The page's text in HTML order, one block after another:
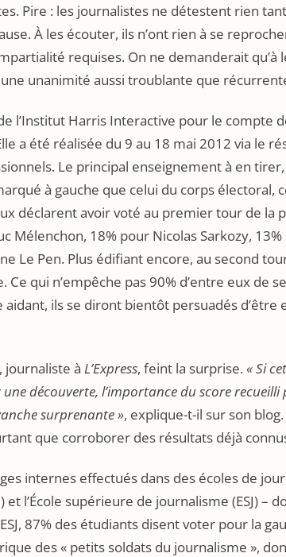
Pire : les journalistes ne détestent rien
À les écouter, ils n’ont rien à se
requises. On ne demanderait qu’à
unanimité aussi troublante que
l’Institut Harris Interactive pour le compte
a été réalisée du 9 au 18 mai 2012 via le
Le principal enseignement à en tirer,
à gauche que celui du corps électoral,
déclarent avoir voté au premier tour de la
Mélenchon, 18% pour Nicolas Sarkozy,
Le Pen. Plus édifiant encore, au second
qui n’empêche pas 90% d’entre eux de
aidant, ils se diront bientôt persuadés d’être
journaliste à L’Express, feint la surprise.« Si
découverte, l’importance du score recueilli
surprenante », explique-t-il sur son blog.
que corroborer des résultats déjà
internes effectués dans des écoles de
l’École supérieure de journalisme (ESJ) –
87% des étudiants disent voter pour la
des « petits soldats du journalisme »,